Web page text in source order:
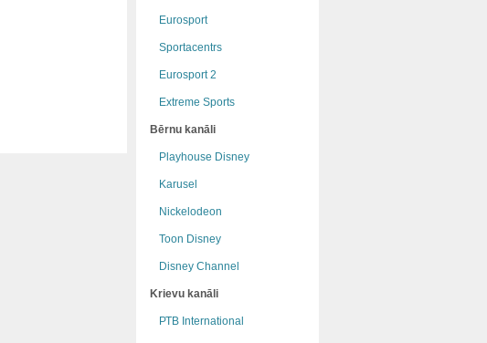
Eurosport
Sportacentrs
Eurosport 2
Extreme Sports
Bērnu kanāli
Playhouse Disney
Karusel
Nickelodeon
Toon Disney
Disney Channel
Krievu kanāli
РТB International